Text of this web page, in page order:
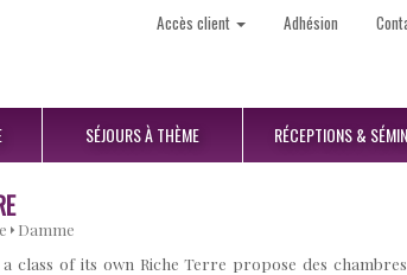
Accès client Adhésion
SÉJOURSÀ THÈME RÉCEPTIONS&
Damme
class of its own Riche Terre propose des